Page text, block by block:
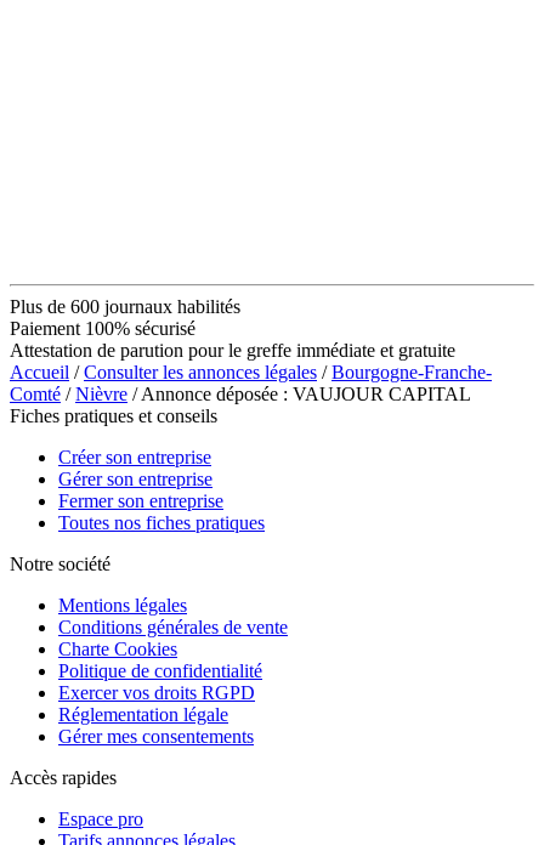
Plus de 600 journaux habilités
Paiement 100% sécurisé
Attestation de parution pour le greffe immédiate et gratuite
Accueil /Consulter les annonces légales /Bourgogne-Franche-
Comté /Nièvre / Annonce déposée : VAUJOUR CAPITAL
Fiches pratiques et conseils
Créer son entreprise
Gérer son entreprise
Fermer son entreprise
Toutes nos fiches pratiques
Notre société
Mentions légales
Conditions générales de vente
Charte Cookies
Politique de confidentialité
Exercer vos droits RGPD
Réglementation légale
Gérer mes consentements
Accès rapides
Espace pro
Tarifs annonces légales